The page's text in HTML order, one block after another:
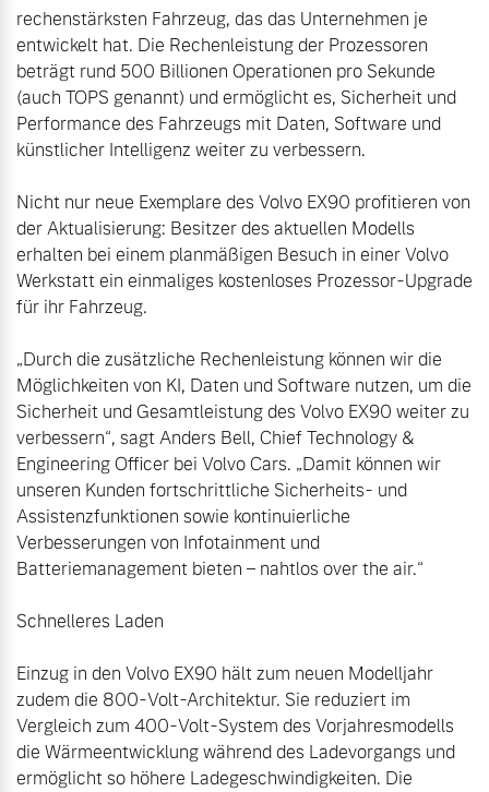
rechenstärksten Fahrzeug, das das Unternehmen je
entwickelt hat. Die Rechenleistung der Prozessoren
beträgt rund 500 Billionen Operationen pro Sekunde
(auch TOPS genannt) und ermöglicht es, Sicherheit und
Performance des Fahrzeugs mit Daten, Software und
künstlicher Intelligenz weiter zu verbessern.
Nicht nur neue Exemplare des Volvo EX90 profitieren von
der Aktualisierung: Besitzer des aktuellen Modells
erhalten bei einem planmäßigen Besuch in einer Volvo
Werkstatt ein einmaliges kostenloses Prozessor-Upgrade
für ihr Fahrzeug.
„Durch die zusätzliche Rechenleistung können wir die
Möglichkeiten von KI, Daten und Software nutzen, um die
Sicherheit und Gesamtleistung des Volvo EX90 weiter zu
verbessern“, sagt Anders Bell, Chief Technology &
Engineering Officer bei Volvo Cars. „Damit können wir
unseren Kunden fortschrittliche Sicherheits- und
Assistenzfunktionen sowie kontinuierliche
Verbesserungen von Infotainment und
Batteriemanagement bieten – nahtlos over the air.“
Schnelleres Laden
Einzug in den Volvo EX90 hält zum neuen Modelljahr
zudem die 800-Volt-Architektur. Sie reduziert im
Vergleich zum 400-Volt-System des Vorjahresmodells
die Wärmeentwicklung während des Ladevorgangs und
ermöglicht so höhere Ladegeschwindigkeiten. Die